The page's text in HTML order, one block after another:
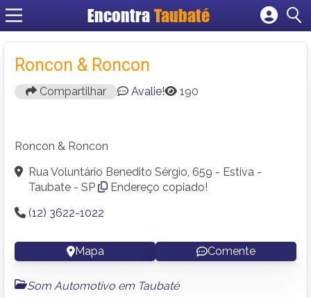
EncontraTaubaté
Cadastrar empresa
Criar conta
Roncon & Roncon
Compartilhar Avalie! 190
Roncon & Roncon
Rua Voluntário Benedito Sérgio, 659 - Estiva -
Taubate - SP
Endereço copiado!
(12) 3622-1022
Mapa Comente
Som Automotivo em Taubaté